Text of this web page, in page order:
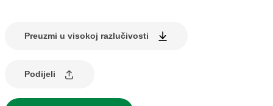
Preuzmi u visokoj razlučivosti
Podijeli